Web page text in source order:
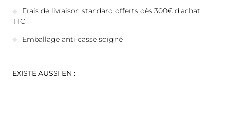
Frais de livraison standard offerts dès 300€ d'achat
TTC
Emballage anti-casse soigné
EXISTE AUSSI EN :